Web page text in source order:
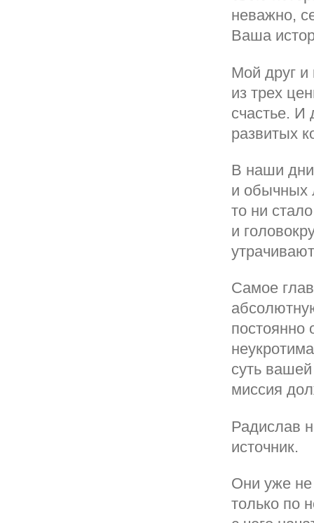
неважно,
Ваша
Мой друг и
из трех
счастье. И
развитых
В наши
и обычных
то ни
и
Самое
постоянно
суть
миссия
Радислав
источник.
Они уже не
только по